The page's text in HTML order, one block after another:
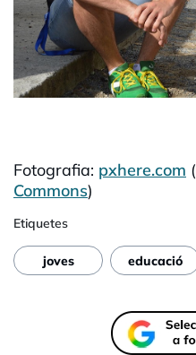
Fotografia: pxhere.com (
Commons)
Etiquetes
joves educació